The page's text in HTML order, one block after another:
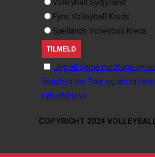
Volleyball Sydjylland
Fyns Volleyball Kreds
Sjællands Volleyball Kreds
Jeg vil gerne modtage
Beachvolley Tour og
nyhedsbreve
COPYRIGHT 2024